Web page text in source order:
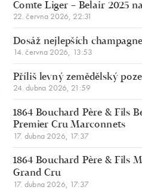
Comte Liger – Belair 2025
22. června 2026, 22:31
Dosáž nejlepších
14. června 2026, 13:53
Příliš levný zemědělský
24. dubna 2026, 21:59
1864 Bouchard Père & Fils
Premier Cru Marconnets
17. dubna 2026, 17:37
1864 Bouchard Père & Fils
Grand Cru
17. dubna 2026, 17:37